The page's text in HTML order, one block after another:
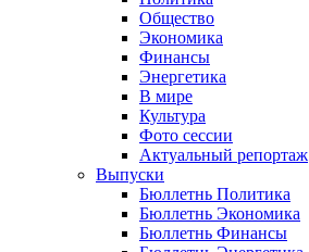
Общество
Экономика
Финансы
Энергетика
В мире
Культура
Фото сессии
Актуальный репортаж
Выпуски
Бюллетнь Политика
Бюллетнь Экономика
Бюллетнь Финансы